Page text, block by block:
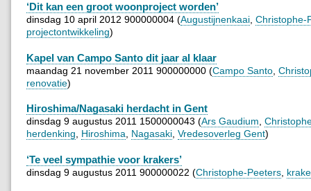
‘Dit kan een groot woonproject worden’
dinsdag 10 april 2012 900000004 (Augustijnenkaai, Christophe-
projectontwikkeling)
Kapel van Campo Santo dit jaar al klaar
maandag 21 november 2011 900000000 (Campo Santo
renovatie)
Hiroshima/Nagasaki herdacht in Gent
dinsdag 9 augustus 2011 1500000043 (Ars Gaudium
herdenking
Hiroshima Nagasaki Vredesoverleg Gent)
‘Te veel sympathie voor krakers’
dinsdag 9 augustus 2011 900000022 (Christophe-Peeters